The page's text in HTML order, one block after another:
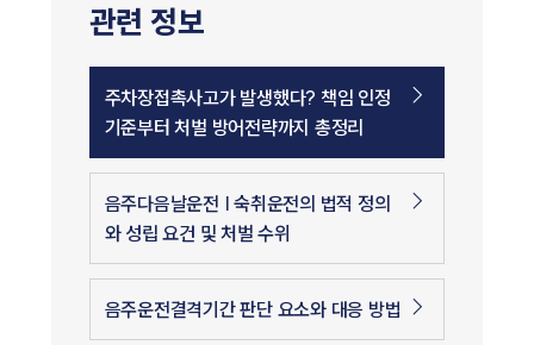
인재채용
만화로 보는 사례
관련 정보
주차장접촉사고가 발생했다? 책임 인정
기준부터 처벌 방어전략까지 총정리
음주다음날운전 | 숙취운전의 법적 정의
와 성립 요건 및 처벌 수위
음주운전결격기간 판단 요소와 대응 방법